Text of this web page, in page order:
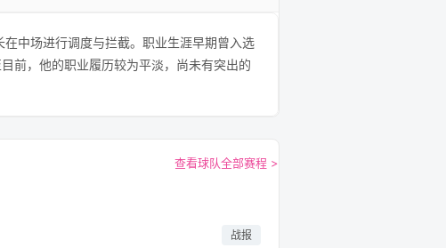
中场进行调度与拦截。职业生涯早期曾入选
前，他的职业履历较为平淡，尚未有突出的
查看球队全部赛程 >
战报